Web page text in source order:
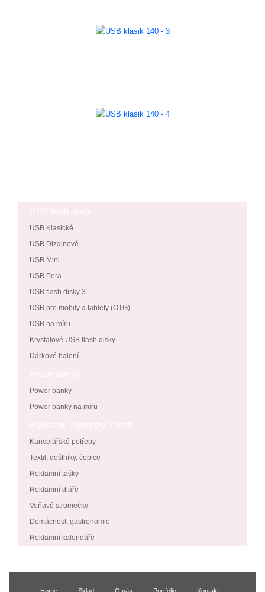
USB Klasické
USB Dizajnové
USB Mini
USB Pera
USB flash disky 3
USB pro mobily a tablety (OTG)
USB na míru
Krystalové USB flash disky
Dárkové balení
Power banky
Power banky na míru
Kancelářské potřeby
Textil, deštníky, čepice
Reklamní tašky
Reklamní diáře
Voňavé stromečky
Domácnost, gastronomie
Reklamní kalendáře